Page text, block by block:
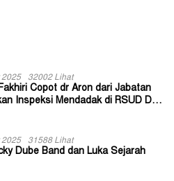
2025 32002 Lihat
Copot dr Aron dari Jabatan
Inspeksi Mendadak di RSUD Dok
2025 31588 Lihat
Dube Band dan Luka Sejarah